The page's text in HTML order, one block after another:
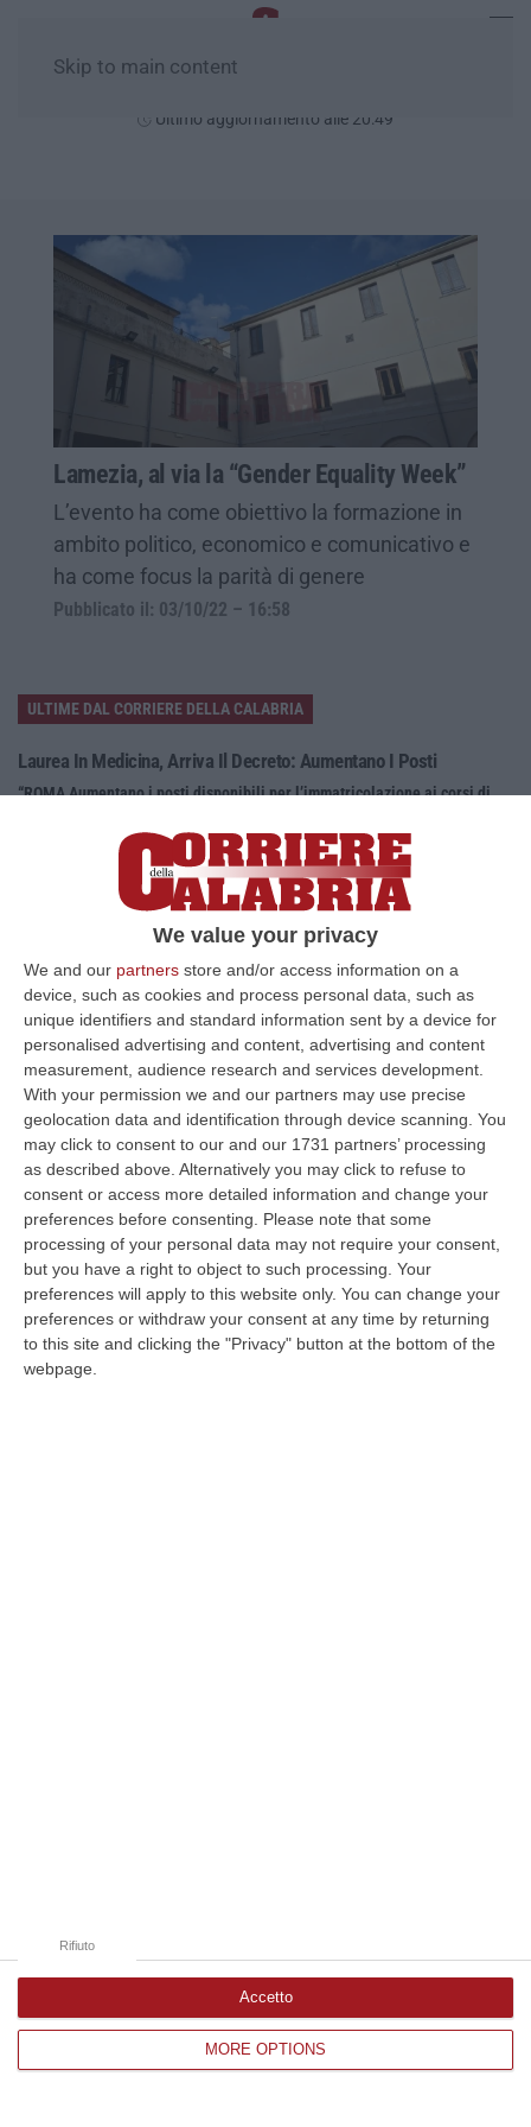
We value your privacy
We and our partners store and/or access information on a
device, such as cookies and process personal data, such as
unique identifiers and standard information sent by a device for
personalised advertising and content, advertising and content
measurement, audience research and services development.
With your permission we and our partners may use precise
geolocation data and identification through device scanning. You
may click to consent to our and our 1731 partners’ processing
as described above. Alternatively you may click to refuse to
consent or access more detailed information and change your
preferences before consenting.
Please note that some
processing of your personal data may not require your consent,
but you have a right to object to such processing. Your
preferences will apply to this website only. You can change your
preferences or withdraw your consent at any time by returning
to this site and clicking the "Privacy" button at the bottom of the
webpage.
MORE OPTIONS
Rifiuto
Accetto
Skip to main content
Ultimo aggiornamento alle 20:49
Lamezia, al via la “Gender Equality Week”
L’evento ha come obiettivo la formazione in
ambito politico, economico e comunicativo e
ha come focus la parità di genere
Pubblicato il: 03/10/22 – 16:58
ULTIME DAL CORRIERE DELLA CALABRIA
Laurea In Medicina, Arriva Il Decreto: Aumentano I Posti
“ROMA Aumentano i posti disponibili per l’immatricolazione ai corsi di
06 Agosto, 20:49
La Rivista “America Journals” Celebra Lo Stilista Anton Giulio
creatività visionaria, ha trasformato la moda italiana in un’espressione
06 Agosto, 20:48
Dai Piani Per Il Rischio Sismico Al Welfare, I Provvedimenti
Approvati Dalla Giunta Regionale
“CATANZARO La Giunta della Regione Calabria, nella seduta odierna, su
proposta del presidente Roberto Occhiuto, ha approvato il nuovo Protoc…
06 Agosto, 20:03
Reggio Calabria, Bernini In Visita Alla Mediterranea: «Qui La
Facoltà Di Medicina? Valuteremo La Domanda»
“REGGIO CALABRIA La ministra dell’Università e della ricerca Anna Maria
Bernini ha visitato oggi la Mediterranea di Reggio Calabria, accompa…
06 Agosto, 19:49
Corriere delle Calabria è una testata giornalistica di News&Com S.r.l